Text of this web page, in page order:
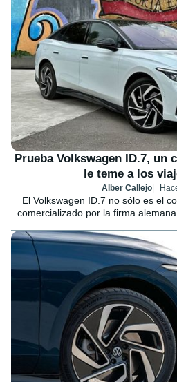
Prueba Volkswagen ID.7, un
le teme a los
Alber Callejo
El Volkswagen ID.7 no sólo es el
comercializado por la firma